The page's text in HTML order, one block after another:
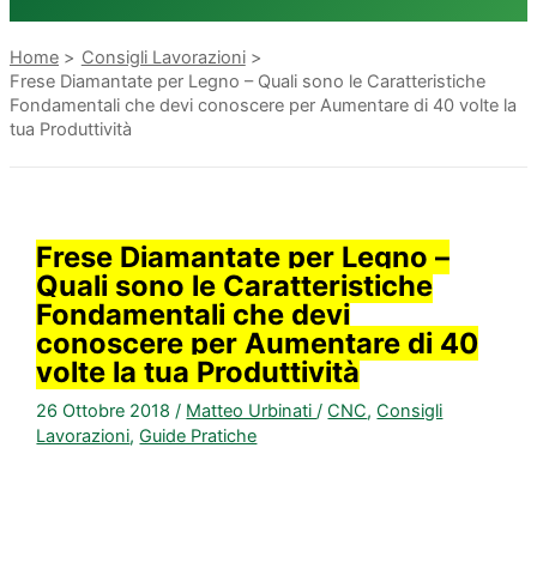
Home
Consigli Lavorazioni
Frese Diamantate per Legno – Quali sono le Caratteristiche
Fondamentali che devi conoscere per Aumentare di 40 volte la
tua Produttività
Frese Diamantate per Legno –
Quali sono le Caratteristiche
Fondamentali che devi
conoscere per Aumentare di 40
volte la tua Produttività
26 Ottobre 2018/ Matteo Urbinati/CNC,Consigli
Lavorazioni,Guide Pratiche